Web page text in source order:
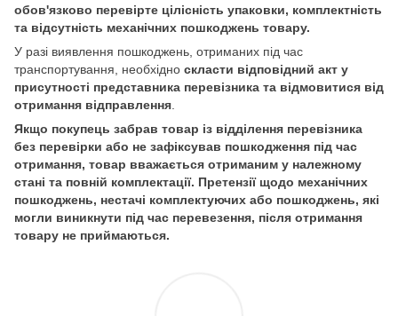
обов'язково перевірте цілісність упаковки, комплектність
та відсутність механічних пошкоджень товару.
У разі виявлення пошкоджень, отриманих під час
транспортування, необхідно скласти відповідний акт у
присутності представника перевізника та відмовитися від
отримання відправлення
Якщо покупець забрав товар із відділення перевізника
без перевірки або не зафіксував пошкодження під час
отримання, товар вважається отриманим у належному
стані та повній комплектації. Претензії щодо механічних
пошкоджень, нестачі комплектуючих або пошкоджень, які
могли виникнути під час перевезення, після отримання
товару не приймаються.